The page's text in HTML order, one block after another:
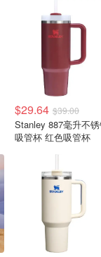
$29.64 $39.00
Stanley 887毫升不
吸管杯 红色吸管杯